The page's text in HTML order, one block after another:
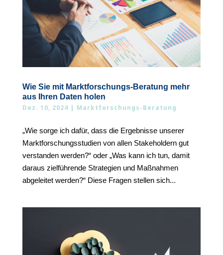
Wie Sie mit Marktforschungs-Beratung mehr
aus Ihren Daten holen
Dez. 10, 2024 | Marktforschungs-Beratung
„Wie sorge ich dafür, dass die Ergebnisse unserer
Marktforschungsstudien von allen Stakeholdern gut
verstanden werden?“ oder „Was kann ich tun, damit
daraus zielführende Strategien und Maßnahmen
abgeleitet werden?“ Diese Fragen stellen sich...